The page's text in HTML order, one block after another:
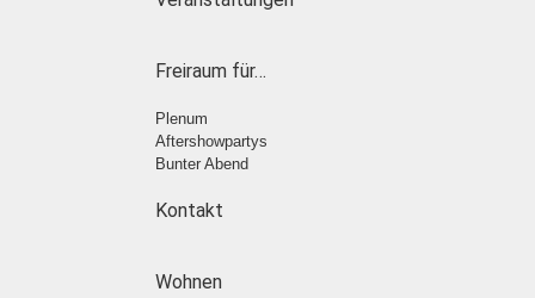
Freiraum für…
Plenum
Aftershowpartys
Bunter Abend
Kontakt
Wohnen